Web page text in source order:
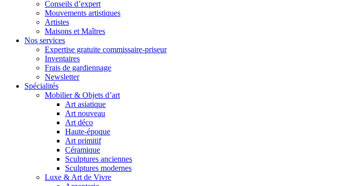
Conseils d’expert
Mouvements artistiques
Artistes
Maisons et Maîtres
Nos services
Expertise gratuite commissaire-priseur
Inventaires
Frais de gardiennage
Newsletter
Spécialités
Mobilier & Objets d’art
Art asiatique
Art nouveau
Art déco
Haute-époque
Art primitif
Céramique
Sculptures anciennes
Sculptures modernes
Luxe & Art de Vivre